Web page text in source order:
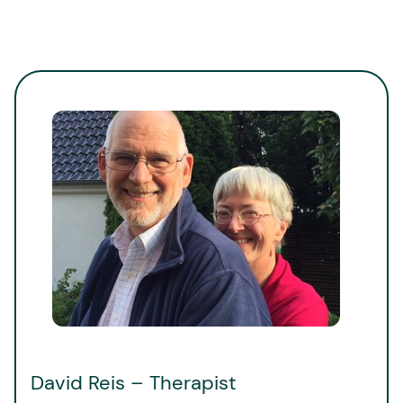
David Reis – Therapist